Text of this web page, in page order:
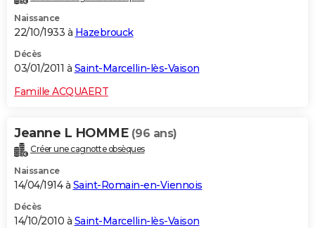
Naissance
22/10/1933 à Hazebrouck
Décès
03/01/2011 à Saint-Marcellin-lès-Vaison
Famille ACQUAERT
Jeanne L HOMME (96 ans)
Créer une cagnotte obsèques
Naissance
14/04/1914 à Saint-Romain-en-Viennois
Décès
14/10/2010 à Saint-Marcellin-lès-Vaison